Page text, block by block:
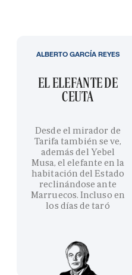
EL ELEFANTE DE
CEUTA
Desde el mirador de
Tarifa también se ve,
además del Yebel
Musa, el elefante en la
habitación del Estado
reclinándose ante
Marruecos. Incluso en
los días de taró
ALBERTO GARCÍA REYES